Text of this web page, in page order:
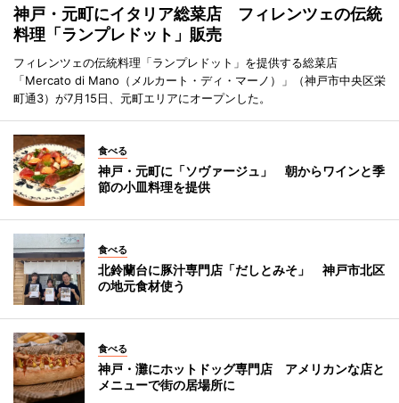
神戸・元町にイタリア総菜店 フィレンツェの伝統
料理「ランプレドット」販売
フィレンツェの伝統料理「ランプレドット」を提供する総菜店
「Mercato di Mano（メルカート・ディ・マーノ）」（神戸市中央区栄
町通3）が7月15日、元町エリアにオープンした。
食べる
神戸・元町に「ソヴァージュ」 朝からワインと季
節の小皿料理を提供
食べる
北鈴蘭台に豚汁専門店「だしとみそ」 神戸市北区
の地元食材使う
食べる
神戸・灘にホットドッグ専門店 アメリカンな店と
メニューで街の居場所に